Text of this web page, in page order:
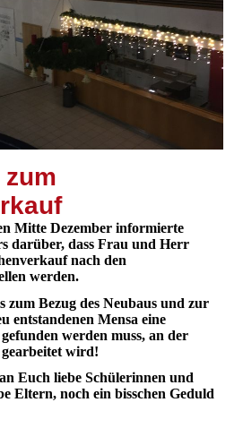
Mitte Dezember informierte
darüber, dass Frau und Herr
nach den
werden.
zum Bezug des Neubaus und zur
entstandenen Mensa eine
werden muss, an der
wird!
Euch liebe Schülerinnen und
Eltern, noch ein bisschen Geduld